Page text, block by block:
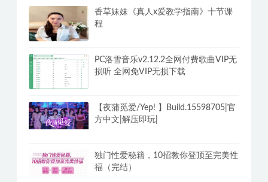
香草妹妹《真人x爱教学指南》十节课
程
PC洛雪音乐v2.12.2全网付费歌曲VIP无
损听 全网免VIP无损下载
【夜蒲觅爱/Yep! 】Build.15598705|官
方中文|解压即玩|
独门性爱秘籍，10招教你登顶至完美性
福（完结）